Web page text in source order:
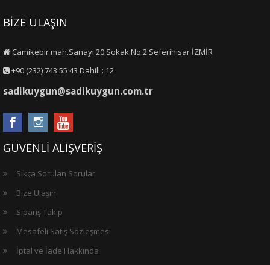
BİZE ULAŞIN
Camikebir mah.Sanayi 20.Sokak No:2 Seferihisar İZMİR
+90 (232) 743 55 43 Dahili : 12
sadikuygun@sadikuygun.com.tr
GÜVENLİ ALIŞVERİŞ
Sıkça Sorulan Sorular
Bize Ulaşın
Sipariş Takip
Mesafeli Satış Sözleşmesi
İptal ve İade Hakkında